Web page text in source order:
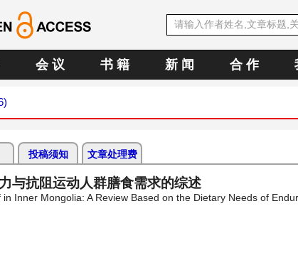
会 议 书 籍 新 闻 合 作
投稿须知 文章处理费
与抗阻运动人群膳食需求的综述
Inner Mongolia: A Review Based on the Dietary Needs of